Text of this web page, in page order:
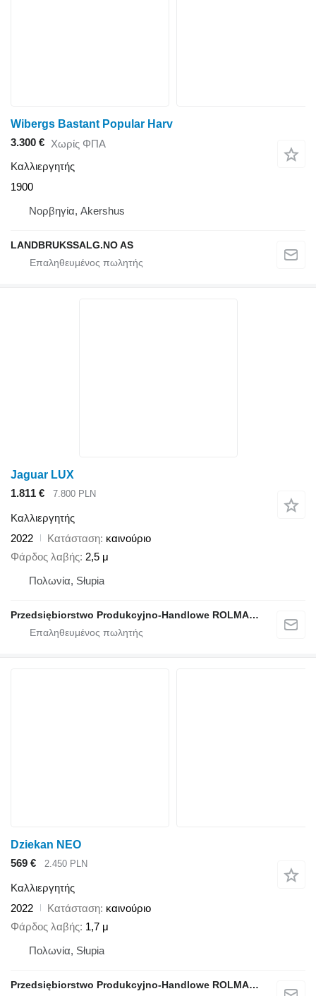
Wibergs Bastant Popular Harv
3.300 € Χωρίς ΦΠΑ
Καλλιεργητής
1900
Νορβηγία, Akershus
LANDBRUKSSALG.NO AS
Jaguar LUX
1.811 €
7.800 PLN
Καλλιεργητής
2022
Κατάσταση καινούριο
Φάρδος λαβής 2,5 μ
Πολωνία, Słupia
Przedsiębiorstwo Produkcyjno-Handlowe ROLMAPOL Marcin Dziekan
Dziekan NEO
569 €
2.450 PLN
Καλλιεργητής
2022
Κατάσταση καινούριο
Φάρδος λαβής 1,7 μ
Πολωνία, Słupia
Przedsiębiorstwo Produkcyjno-Handlowe ROLMAPOL Marcin Dziekan